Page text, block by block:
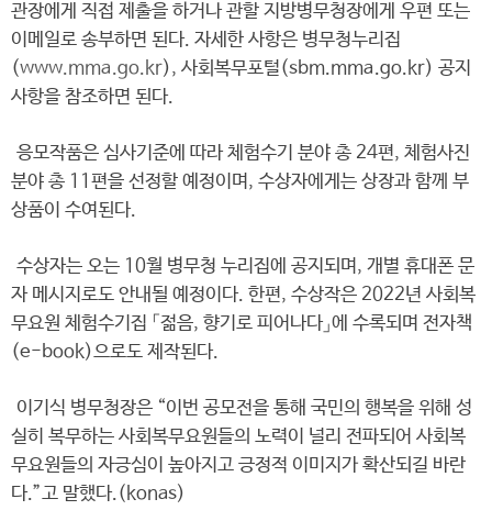
관장에게 직접 제출을 하거나 관할 지방병무청장에게 우편 또는
이메일로 송부하면 된다. 자세한 사항은 병무청누리집
(www.mma.go.kr), 사회복무포털(sbm.mma.go.kr) 공지
사항을 참조하면 된다.
응모작품은 심사기준에 따라 체험수기 분야 총 24편, 체험사진
분야 총 11편을 선정할 예정이며, 수상자에게는 상장과 함께 부
상품이 수여된다.
수상자는 오는 10월 병무청 누리집에 공지되며, 개별 휴대폰 문
자 메시지로도 안내될 예정이다. 한편, 수상작은 2022년 사회복
무요원 체험수기집 「젊음, 향기로 피어나다」에 수록되며 전자책
(e-book)으로도 제작된다.
이기식 병무청장은 “이번 공모전을 통해 국민의 행복을 위해 성
실히 복무하는 사회복무요원들의 노력이 널리 전파되어 사회복
무요원들의 자긍심이 높아지고 긍정적 이미지가 확산되길 바란
다.”고 말했다.(konas)